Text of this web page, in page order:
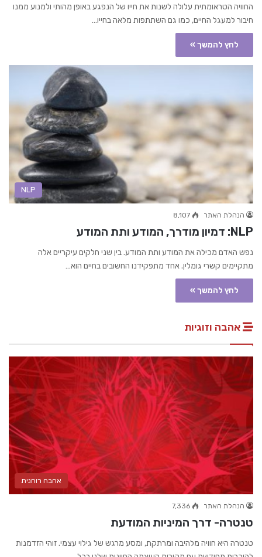
החוויה הטראומתית עלולה לשנות את חייו של הנפגע באופן מהותי ולמנוע ממנו
חיבור למעגל החיים, כמו גם השתתפות מלאה בחייו…
לחץ להמשך »
NLP
הנהלת האתר 8,107
NLP: דמיון מודרך, המודע ותת המודע
נפש האדם מכילה את המודע ותת המודע. בין שני חלקים עיקריים אלה
מתקיימים קשרי גומלין. אחד מתפקידנו החשובים בחיים הוא…
לחץ להמשך »
אהבה וזוגיות
אהבה רוחנית
הנהלת האתר 7,336
טנטרה- דרך המיניות המודעת
טנטרה היא חוויה מלהיבה ומרתקת, ומסע מרגש של גילוי עצמי. זוהי הזדמנות